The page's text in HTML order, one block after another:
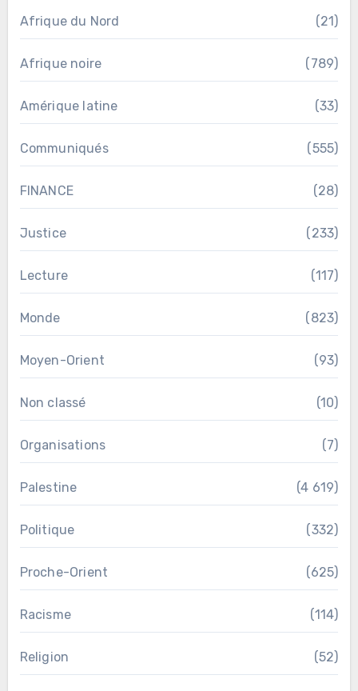
Afrique du Nord (21)
Afrique noire (789)
Amérique latine (33)
Communiqués (555)
FINANCE (28)
Justice (233)
Lecture (117)
Monde (823)
Moyen-Orient (93)
Non classé (10)
Organisations (7)
Palestine (4 619)
Politique (332)
Proche-Orient (625)
Racisme (114)
Religion (52)